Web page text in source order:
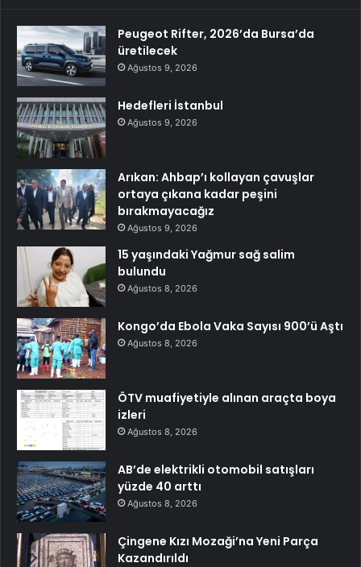
Peugeot Rifter, 2026’da Bursa’da
üretilecek
Ağustos 9, 2026
Hedefleri İstanbul
Ağustos 9, 2026
Arıkan: Ahbap’ı kollayan çavuşlar
ortaya çıkana kadar peşini
bırakmayacağız
Ağustos 9, 2026
15 yaşındaki Yağmur sağ salim
bulundu
Ağustos 8, 2026
Kongo’da Ebola Vaka Sayısı 900’ü Aştı
Ağustos 8, 2026
ÖTV muafiyetiyle alınan araçta boya
izleri
Ağustos 8, 2026
AB’de elektrikli otomobil satışları
yüzde 40 arttı
Ağustos 8, 2026
Çingene Kızı Mozaği’na Yeni Parça
Kazandırıldı